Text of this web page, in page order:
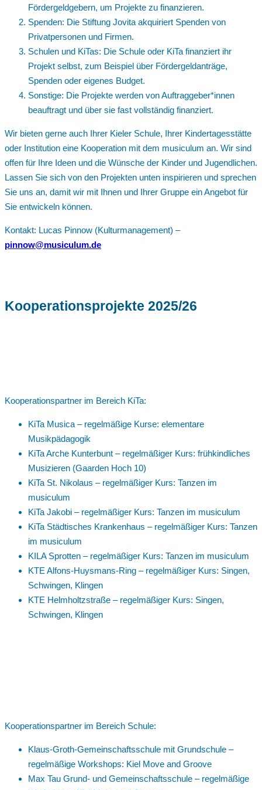
Fördergeldgebern, um Projekte zu finanzieren.
Spenden: Die Stiftung Jovita akquiriert Spenden von
Privatpersonen und Firmen.
Schulen und KiTas: Die Schule oder KiTa finanziert ihr
Projekt selbst, zum Beispiel über Fördergeldanträge,
Spenden oder eigenes Budget.
Sonstige: Die Projekte werden von Auftraggeber*innen
beauftragt und über sie fast vollständig finanziert.
Wir bieten gerne auch Ihrer Kieler Schule, Ihrer Kindertagesstätte
oder Institution eine Kooperation mit dem musiculum an. Wir sind
offen für Ihre Ideen und die Wünsche der Kinder und Jugendlichen.
Lassen Sie sich von den Projekten unten inspirieren und sprechen
Sie uns an, damit wir mit Ihnen und Ihrer Gruppe ein Angebot für
Sie entwickeln können.
Kontakt: Lucas Pinnow (Kulturmanagement) –
pinnow@musiculum.de
Kooperationsprojekte 2025/26
Kooperationspartner im Bereich KiTa:
KiTa Musica – regelmäßige Kurse: elementare
Musikpädagogik
KiTa Arche Kunterbunt – regelmäßiger Kurs: frühkindliches
Musizieren (Gaarden Hoch 10)
KiTa St. Nikolaus – regelmäßiger Kurs: Tanzen im
musiculum
KiTa Jakobi – regelmäßiger Kurs: Tanzen im musiculum
KiTa Städtisches Krankenhaus – regelmäßiger Kurs: Tanzen
im musiculum
KILA Sprotten – regelmäßiger Kurs: Tanzen im musiculum
KTE Alfons-Huysmans-Ring – regelmäßiger Kurs: Singen,
Schwingen, Klingen
KTE Helmholtzstraße – regelmäßiger Kurs: Singen,
Schwingen, Klingen
Kooperationspartner im Bereich Schule:
Klaus-Groth-Gemeinschaftsschule mit Grundschule –
regelmäßige Workshops: Kiel Move and Groove
Max Tau Grund- und Gemeinschaftsschule – regelmäßige